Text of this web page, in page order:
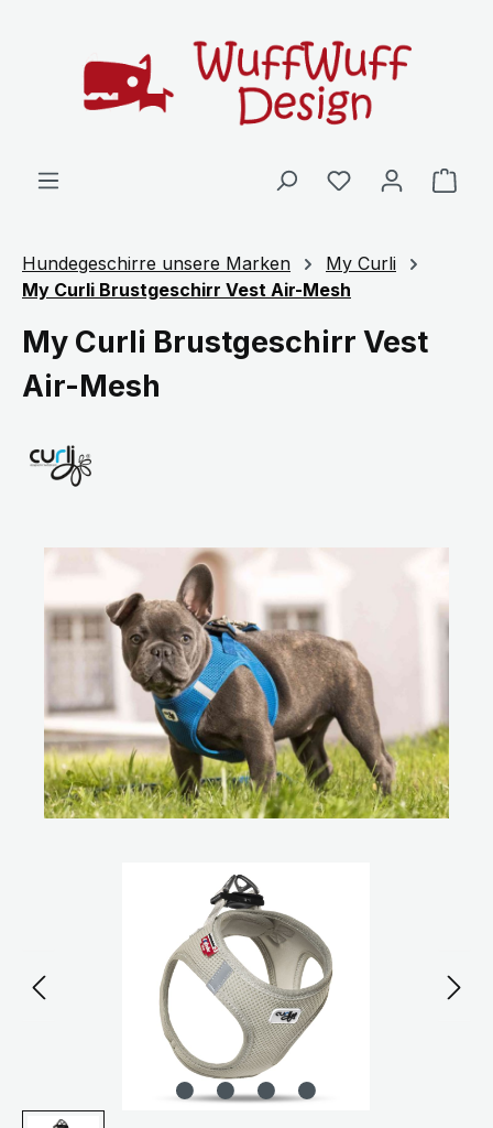
Hundegeschirre unsere Marken
My Curli
My Curli Brustgeschirr Vest Air-Mesh
My Curli Brustgeschirr Vest
Air-Mesh
Bildergalerie überspringen